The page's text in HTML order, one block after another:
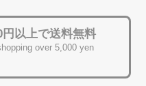
以上で送料無料
over 5,000 yen